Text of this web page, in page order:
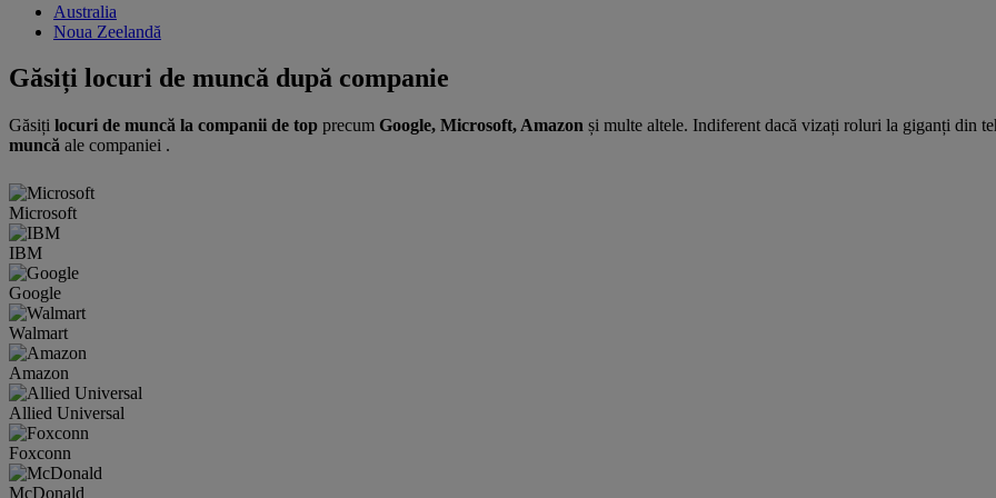
Australia
Noua Zeelandă
Găsiți locuri de muncă după companie
Găsiți locuri de muncă la companii de top precum Google, Microsoft, Amazon și multe altele. Indiferent dacă vizați roluri la giganți din
muncă ale companiei .
Microsoft
IBM
Google
Walmart
Amazon
Allied Universal
Foxconn
McDonald